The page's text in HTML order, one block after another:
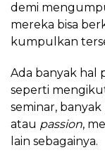
demi
mereka bisa
kumpulkan
Ada banyak hal
seperti
seminar,
atau passion,
lain sebagainya.